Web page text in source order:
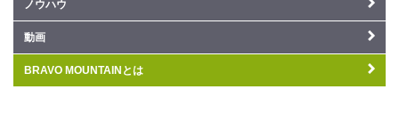
ノウハウ
動画
BRAVO MOUNTAINとは